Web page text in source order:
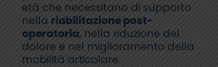
età che necessitano di supporto
nella riabilitazione post-
operatoria, nella riduzione del
dolore e nel miglioramento della
mobilità articolare.